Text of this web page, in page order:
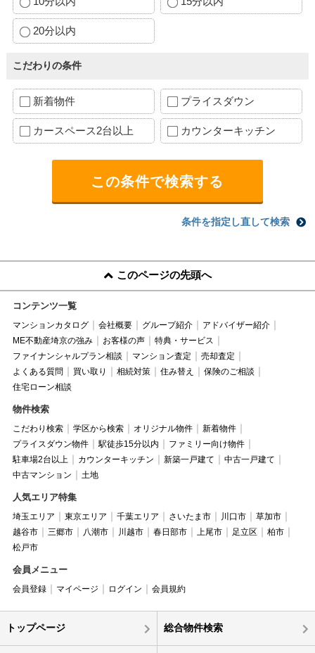
20分以内
こだわりの条件
新着物件 プライスダウン
カースペース2台以上 カウンターキッチン
条件を指定し直して検索
このページの先頭へ
コンテンツ一覧
マンションカタログ 会社概要 グループ紹介
アドバイザー紹介
ME不動産埼京の強み
お客様の声
特典・サービス
ファイナンシャルプラン相談
マンション査定
売却査定
よくある質問
買い取り 相続対策 住み替え
保険のご相談
住宅ローン相談
物件検索
こだわり検索 学区から検索 オリジナル物件
新着物件
プライスダウン物件
駅徒歩15分以内
ファミリー向け物件
駐車場2台以上
カウンターキッチン 新築一戸建て
中古一戸建て
中古マンション
土地
人気エリア特集
埼玉エリア 東京エリア 千葉エリア さいたま市 川口市
草加市
越谷市
三郷市 八潮市 川越市 春日部市 上尾市 足立区
柏市
松戸市
会員メニュー
会員登録 マイページ ログイン 会員規約
トップページ 総合物件検索